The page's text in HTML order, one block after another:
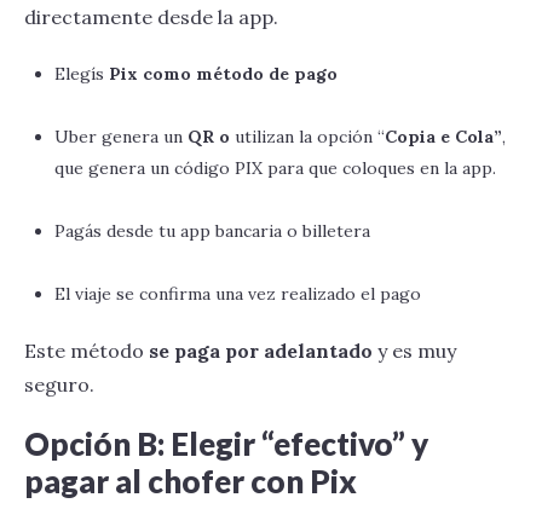
directamente desde la app.
Elegís Pix como método de pago
Uber genera un QR o utilizan la opción “Copia e Cola”,
que genera un código PIX para que coloques en la app.
Pagás desde tu app bancaria o billetera
El viaje se confirma una vez realizado el pago
Este método se paga por adelantado y es muy
seguro.
Opción B: Elegir “efectivo” y
pagar al chofer con Pix